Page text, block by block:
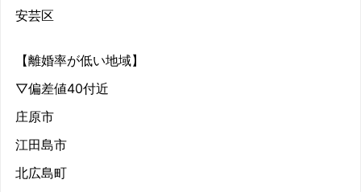
安芸区
【離婚率が低い地域】
▽偏差値40付近
庄原市
江田島市
北広島町